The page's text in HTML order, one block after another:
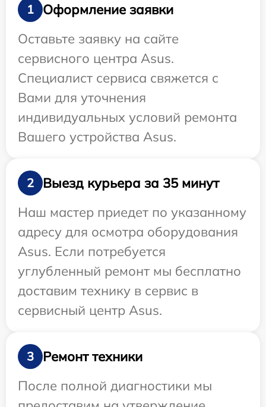
1
Оформление заявки
Оставьте заявку на сайте
сервисного центра Asus.
Специалист сервиса свяжется с
Вами для уточнения
индивидуальных условий ремонта
Вашего устройства Asus.
2
Выезд курьера за 35 минут
Наш мастер приедет по указанному
адресу для осмотра оборудования
Asus. Если потребуется
углубленный ремонт мы бесплатно
доставим технику в сервис в
сервисный центр Asus.
3
Ремонт техники
После полной диагностики мы